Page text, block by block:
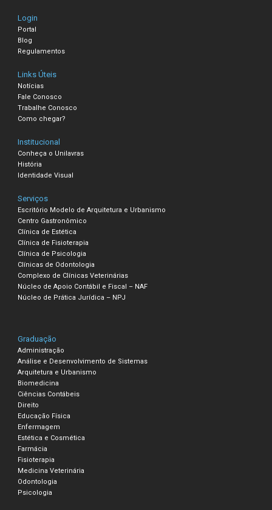
Login
Portal
Blog
Regulamentos
Links Úteis
Notícias
Fale Conosco
Trabalhe Conosco
Como chegar?
Institucional
Conheça o Unilavras
História
Identidade Visual
Serviços
Escritório Modelo de Arquitetura e Urbanismo
Centro Gastronômico
Clínica de Estética
Clínica de Fisioterapia
Clínica de Psicologia
Clínicas de Odontologia
Complexo de Clínicas Veterinárias
Núcleo de Apoio Contábil e Fiscal – NAF
Núcleo de Prática Jurídica – NPJ
Graduação
Administração
Análise e Desenvolvimento de Sistemas
Arquitetura e Urbanismo
Biomedicina
Ciências Contábeis
Direito
Educação Física
Enfermagem
Estética e Cosmética
Farmácia
Fisioterapia
Medicina Veterinária
Odontologia
Psicologia